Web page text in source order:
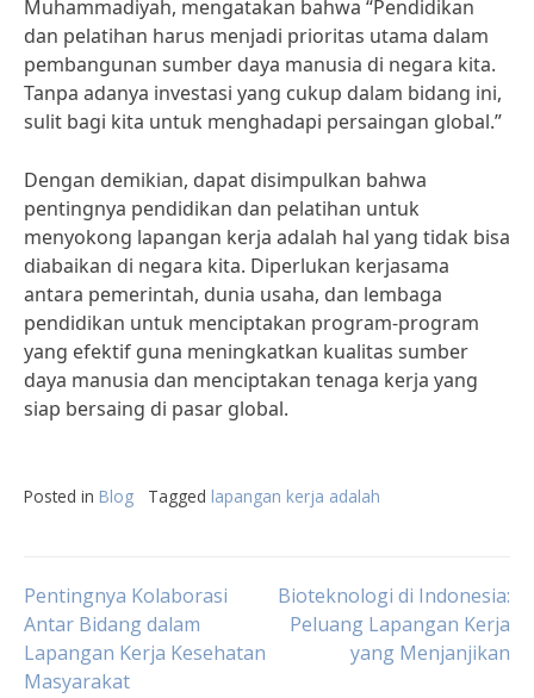
Muhammadiyah, mengatakan bahwa “Pendidikan
dan pelatihan harus menjadi prioritas utama dalam
pembangunan sumber daya manusia di negara kita.
Tanpa adanya investasi yang cukup dalam bidang ini,
sulit bagi kita untuk menghadapi persaingan global.”
Dengan demikian, dapat disimpulkan bahwa
pentingnya pendidikan dan pelatihan untuk
menyokong lapangan kerja adalah hal yang tidak bisa
diabaikan di negara kita. Diperlukan kerjasama
antara pemerintah, dunia usaha, dan lembaga
pendidikan untuk menciptakan program-program
yang efektif guna meningkatkan kualitas sumber
daya manusia dan menciptakan tenaga kerja yang
siap bersaing di pasar global.
Posted in Blog Tagged lapangan kerja adalah
Post
navigation
Pentingnya Kolaborasi
Antar Bidang dalam
Lapangan Kerja Kesehatan
Masyarakat
Bioteknologi di Indonesia:
Peluang Lapangan Kerja
yang Menjanjikan